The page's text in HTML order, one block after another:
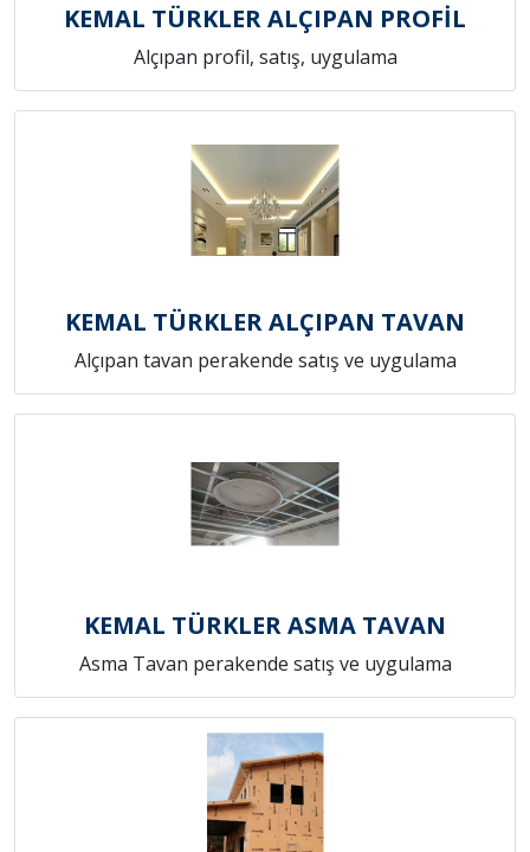
KEMAL TÜRKLER ALÇIPAN PROFİL
Alçıpan profil, satış, uygulama
KEMAL TÜRKLER ALÇIPAN TAVAN
Alçıpan tavan perakende satış ve uygulama
KEMAL TÜRKLER ASMA TAVAN
Asma Tavan perakende satış ve uygulama